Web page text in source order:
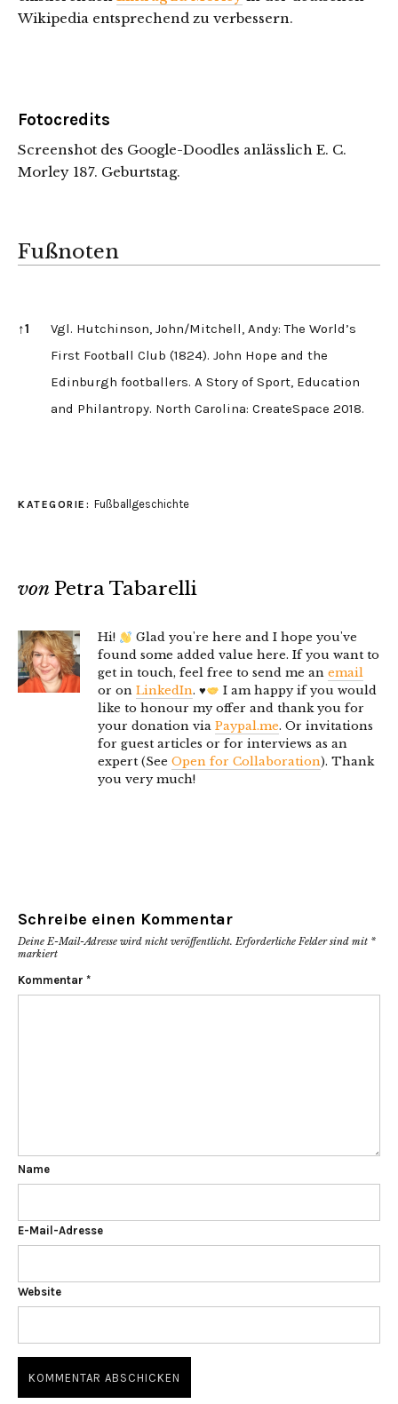
Wikipedia entsprechend zu verbessern.
Fotocredits
Screenshot des Google-Doodles anlässlich E. C.
Morley 187. Geburtstag.
Fußnoten
↑1
Vgl. Hutchinson, John/Mitchell, Andy: The World’s
First Football Club (1824). John Hope and the
Edinburgh footballers. A Story of Sport, Education
and Philantropy. North Carolina: CreateSpace 2018.
KATEGORIE: Fußballgeschichte
von Petra Tabarelli
Hi!
Glad you're here and I hope you've
found some added value here. If you want to
get in touch, feel free to send me an email
or on LinkedIn. ♥️
I am happy if you would
like to honour my offer and thank you for
your donation via Paypal.me. Or invitations
for guest articles or for interviews as an
expert (See Open for Collaboration). Thank
you very much!
Schreibe einen Kommentar
Deine E-Mail-Adresse wird nicht veröffentlicht. Erforderliche Felder sind mit *
markiert
Kommentar *
Name
E-Mail-Adresse
Website